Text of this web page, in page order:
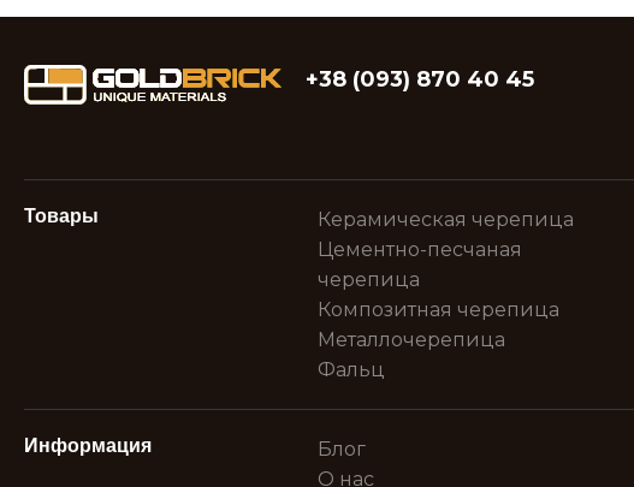
+38 (093) 870 40 45
Товары
Керамическая черепица
Цементно-песчаная
черепица
Композитная черепица
Металлочерепица
Фальц
Информация
Блог
О нас